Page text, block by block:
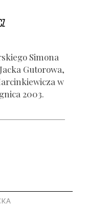
Simo­na
Guto­ro­wa,
w
2003.